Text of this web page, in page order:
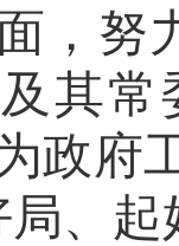
，努
其
政府
局、